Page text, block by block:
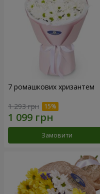
7 ромашкових хризантем
1 293 грн
Замовити